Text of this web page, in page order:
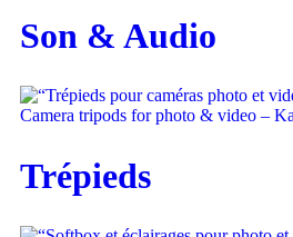
Son & Audio
Trépieds